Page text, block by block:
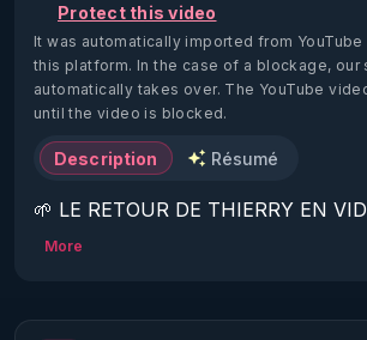
Protect this video
It was automatically imported from
this platform. In the case of a blockage, our
automatically takes over. The YouTube
until the video is blocked.
Description Résumé
🌱 LE RETOUR DE THIERRY EN
2022)!
https://www.rgnr.fr/
More